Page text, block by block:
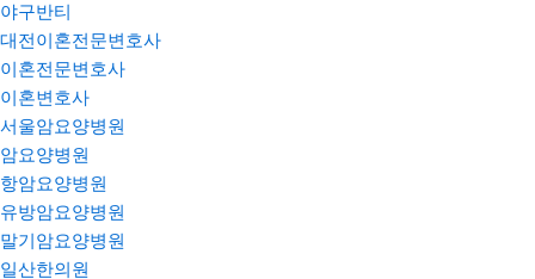
야구반티
대전이혼전문변호사
이혼전문변호사
이혼변호사
서울암요양병원
암요양병원
항암요양병원
유방암요양병원
말기암요양병원
일산한의원